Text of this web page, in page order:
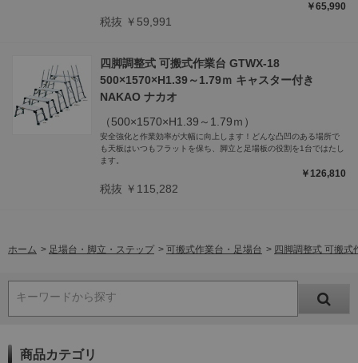
￥65,990
税抜 ￥59,991
四脚調整式 可搬式作業台 GTWX-18
500×1570×H1.39～1.79ｍ キャスター付き
NAKAO ナカオ
（500×1570×H1.39～1.79ｍ）
安全強化と作業効率が大幅に向上します！どんな凸凹のある場所で
も天板はいつもフラットを保ち、脚立と足場板の役割を1台ではたし
ます。
￥126,810
税抜 ￥115,282
ホーム > 足場台・脚立・ステップ > 可搬式作業台・足場台 > 四脚調整式 可搬
キーワードから探す
商品カテゴリ